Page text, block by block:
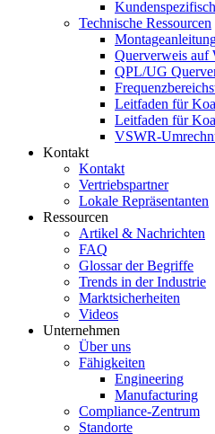
Technische Ressourcen
Querverweis auf
QPL/UG
Leitfaden für
Leitfaden für
VSWR-
Kontakt
Kontakt
Vertriebspartner
Lokale Repräsentanten
Ressourcen
Artikel & Nachrichten
FAQ
Glossar der Begriffe
Trends in der Industrie
Marktsicherheiten
Videos
Unternehmen
Über uns
Fähigkeiten
Engineering
Manufacturing
Compliance-Zentrum
Standorte